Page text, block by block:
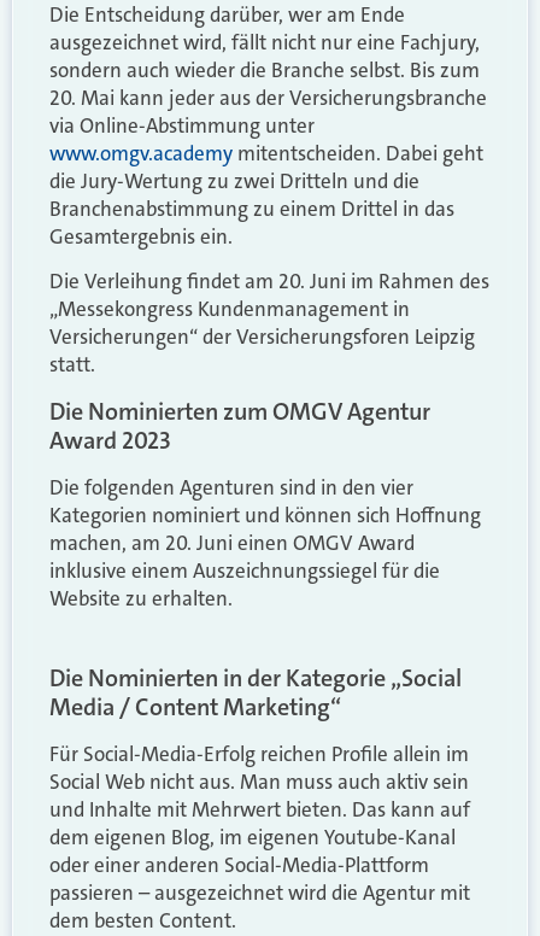
Die Entscheidung darüber, wer am Ende
ausgezeichnet wird, fällt nicht nur eine Fachjury,
sondern auch wieder die Branche selbst. Bis zum
20. Mai kann jeder aus der Versicherungsbranche
via Online-Abstimmung unter
www.omgv.academy mitentscheiden. Dabei geht
die Jury-Wertung zu zwei Dritteln und die
Branchenabstimmung zu einem Drittel in das
Gesamtergebnis ein.
Die Verleihung findet am 20. Juni im Rahmen des
„Messekongress Kundenmanagement in
Versicherungen“ der Versicherungsforen Leipzig
statt.
Die Nominierten zum OMGV Agentur
Award 2023
Die folgenden Agenturen sind in den vier
Kategorien nominiert und können sich Hoffnung
machen, am 20. Juni einen OMGV Award
inklusive einem Auszeichnungssiegel für die
Website zu erhalten.
Die Nominierten in der Kategorie „Social
Media / Content Marketing“
Für Social-Media-Erfolg reichen Profile allein im
Social Web nicht aus. Man muss auch aktiv sein
und Inhalte mit Mehrwert bieten. Das kann auf
dem eigenen Blog, im eigenen Youtube-Kanal
oder einer anderen Social-Media-Plattform
passieren – ausgezeichnet wird die Agentur mit
dem besten Content.